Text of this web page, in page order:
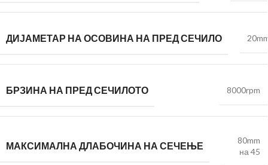
ДИЈАМЕТАР НА ОСОВИНА НА ПРЕД СЕЧИЛО
БРЗИНА НА ПРЕД СЕЧИЛОТО 8000rpm
МАКСИМАЛНА ДЛАБОЧИНА НА СЕЧЕЊЕ
80mm
на 45